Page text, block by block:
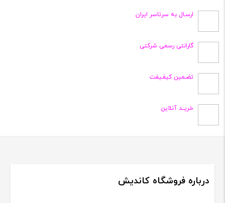
ارسـال به سرتاسر ایران
گارانتی رسمی شرکتی
تضـمین کیفـیفت
خریــد آنلاین
درباره فروشگاه کاندیش